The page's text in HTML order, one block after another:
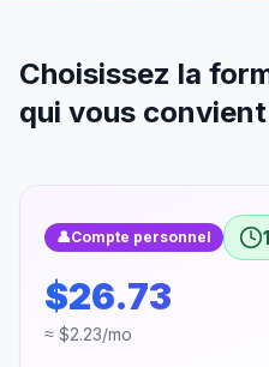
Choisissez la
qui vous convient
👤Compte personnel
$26.73
≈ $2.23/mo